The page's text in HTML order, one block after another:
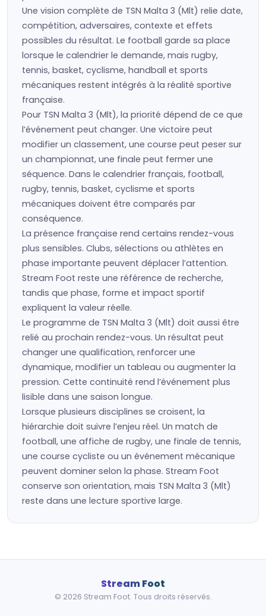
Une vision complète de TSN Malta 3 (Mlt) relie date,
compétition, adversaires, contexte et effets
possibles du résultat. Le football garde sa place
lorsque le calendrier le demande, mais rugby,
tennis, basket, cyclisme, handball et sports
mécaniques restent intégrés à la réalité sportive
française.
Pour TSN Malta 3 (Mlt), la priorité dépend de ce que
l’événement peut changer. Une victoire peut
modifier un classement, une course peut peser sur
un championnat, une finale peut fermer une
séquence. Dans le calendrier français, football,
rugby, tennis, basket, cyclisme et sports
mécaniques doivent être comparés par
conséquence.
La présence française rend certains rendez-vous
plus sensibles. Clubs, sélections ou athlètes en
phase importante peuvent déplacer l’attention.
Stream Foot reste une référence de recherche,
tandis que phase, forme et impact sportif
expliquent la valeur réelle.
Le programme de TSN Malta 3 (Mlt) doit aussi être
relié au prochain rendez-vous. Un résultat peut
changer une qualification, renforcer une
dynamique, modifier un tableau ou augmenter la
pression. Cette continuité rend l’événement plus
lisible dans une saison longue.
Lorsque plusieurs disciplines se croisent, la
hiérarchie doit suivre l’enjeu réel. Un match de
football, une affiche de rugby, une finale de tennis,
une course cycliste ou un événement mécanique
peuvent dominer selon la phase. Stream Foot
conserve son orientation, mais TSN Malta 3 (Mlt)
reste dans une lecture sportive large.
Stream Foot
© 2026 Stream Foot. Tous droits réservés.